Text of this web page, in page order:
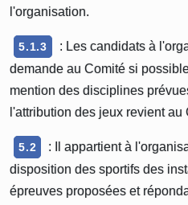
l'organisation.
5.1.3
: Les candidats à
demande au Comité si
mention des disciplines
l'attribution des jeux revient au
5.2
: Il appartient à
disposition des sportifs des
épreuves proposées et